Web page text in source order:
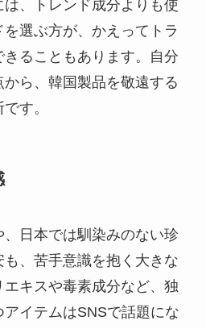
、トレンド成分よりも使
選ぶ方が、かえってトラ
ることもあります。自分
ら、韓国製品を敬遠する
す。
日本では馴染みのない珍
も、苦手意識を抱く大きな
キスや毒素成分など、独
イテムはSNSで話題にな